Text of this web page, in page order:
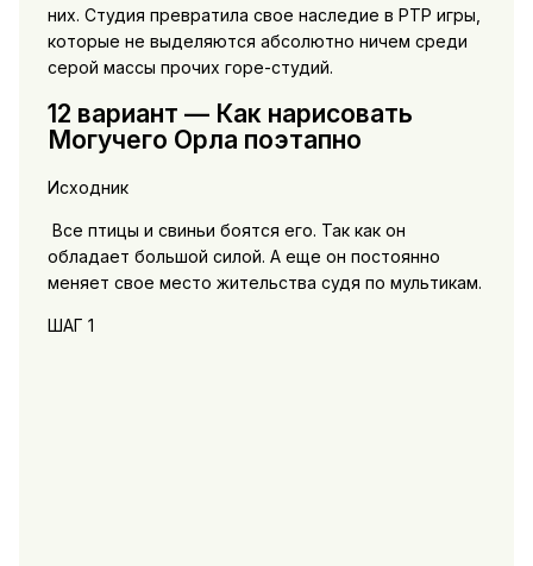
них. Студия превратила свое наследие в PTP игры,
которые не выделяются абсолютно ничем среди
серой массы прочих горе-студий.
12 вариант — Как нарисовать
Могучего Орла поэтапно
Исходник
Все птицы и свиньи боятся его. Так как он
обладает большой силой. А еще он постоянно
меняет свое место жительства судя по мультикам.
ШАГ 1